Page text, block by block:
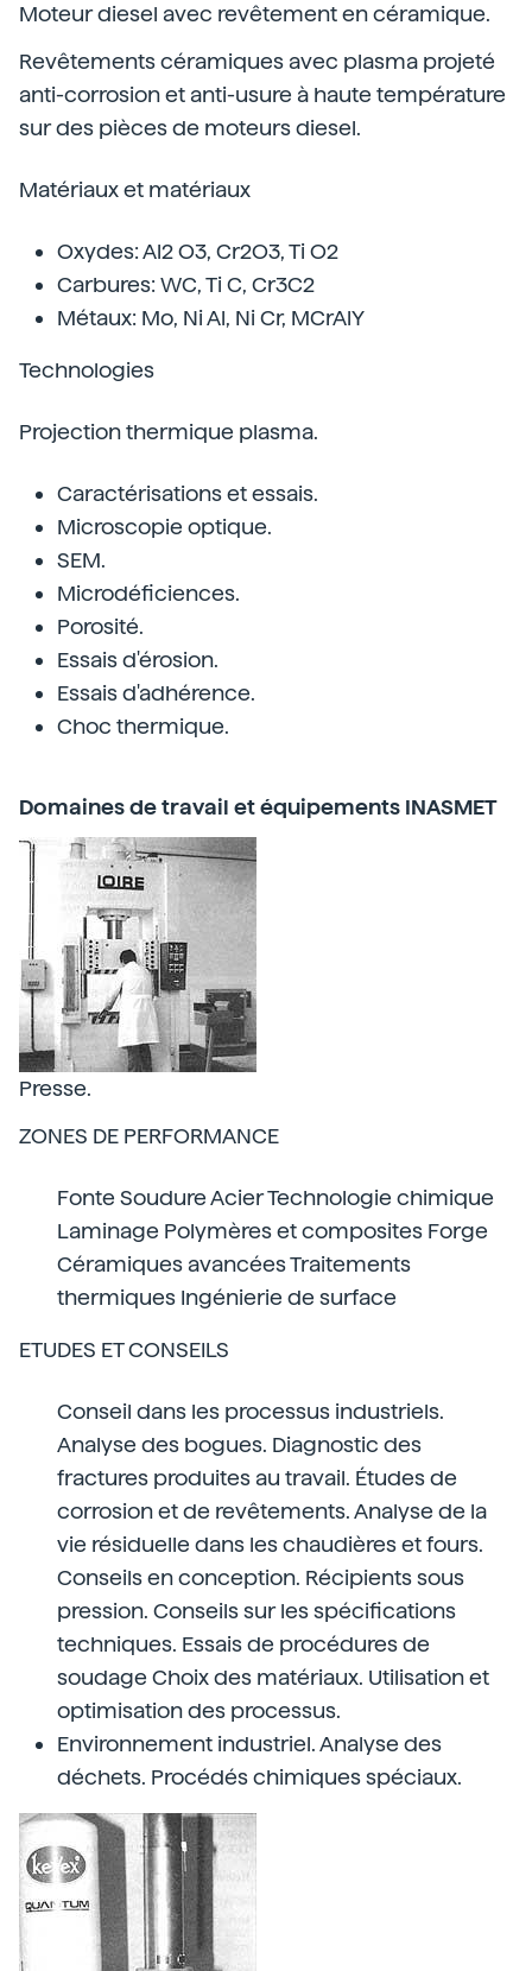
Moteur diesel avec revêtement en céramique.
Revêtements céramiques avec plasma projeté
anti-corrosion et anti-usure à haute température
sur des pièces de moteurs diesel.
Matériaux et matériaux
Oxydes: Al2 O3, Cr2O3, Ti O2
Carbures: WC, Ti C, Cr3C2
Métaux: Mo, Ni Al, Ni Cr, MCrAlY
Technologies
Projection thermique plasma.
Caractérisations et essais.
Microscopie optique.
SEM.
Microdéficiences.
Porosité.
Essais d'érosion.
Essais d'adhérence.
Choc thermique.
Domaines de travail et équipements INASMET
Presse.
ZONES DE PERFORMANCE
Fonte Soudure Acier Technologie chimique
Laminage Polymères et composites Forge
Céramiques avancées Traitements
thermiques Ingénierie de surface
ETUDES ET CONSEILS
Conseil dans les processus industriels.
Analyse des bogues. Diagnostic des
fractures produites au travail. Études de
corrosion et de revêtements. Analyse de la
vie résiduelle dans les chaudières et fours.
Conseils en conception. Récipients sous
pression. Conseils sur les spécifications
techniques. Essais de procédures de
soudage Choix des matériaux. Utilisation et
optimisation des processus.
Environnement industriel. Analyse des
déchets. Procédés chimiques spéciaux.